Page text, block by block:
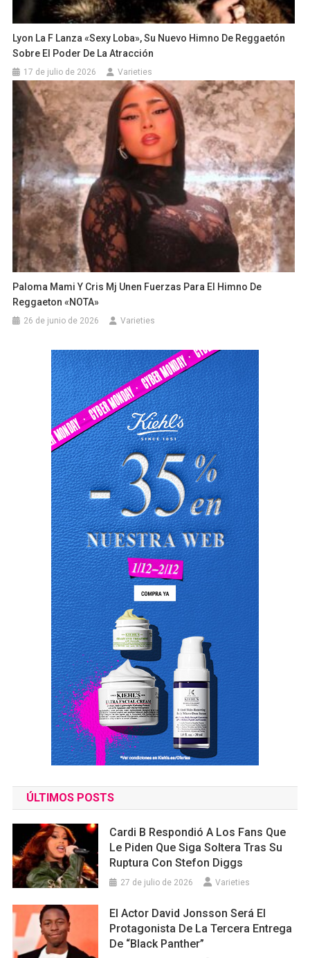
Lyon La F Lanza «Sexy Loba», Su Nuevo Himno De Reggaetón
Sobre El Poder De La Atracción
17 de julio de 2026 Varieties
Paloma Mami Y Cris Mj Unen Fuerzas Para El Himno De
Reggaeton «NOTA»
26 de junio de 2026 Varieties
ÚLTIMOS POSTS
Cardi B Respondió A Los Fans Que
Le Piden Que Siga Soltera Tras Su
Ruptura Con Stefon Diggs
27 de julio de 2026 Varieties
El Actor David Jonsson Será El
Protagonista De La Tercera Entrega
De “Black Panther”